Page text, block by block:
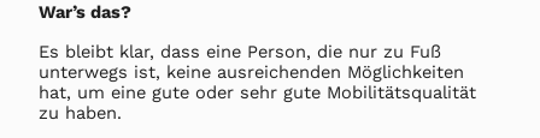
War’s das?
Es bleibt klar, dass eine Person, die nur zu Fuß
unterwegs ist, keine ausreichenden Möglichkeiten
hat, um eine gute oder sehr gute Mobilitätsqualität
zu haben.